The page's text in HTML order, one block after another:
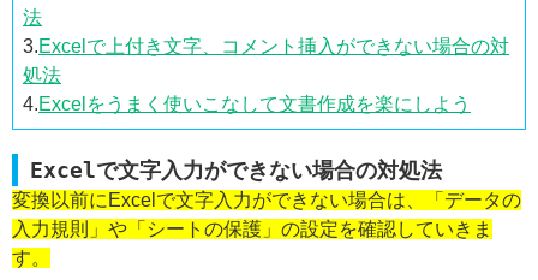
法
3.Excelで上付き文字、コメント挿入ができない場合の対
処法
4.Excelをうまく使いこなして文書作成を楽にしよう
Excelで文字入力ができない場合の対処法
変換以前にExcelで文字入力ができない場合は、「データの
入力規則」や「シートの保護」の設定を確認していきま
す。